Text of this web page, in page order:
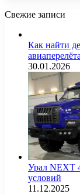
Свежие записи
Как найти
30.01.2026
Урал NEXT
условий
11.12.2025